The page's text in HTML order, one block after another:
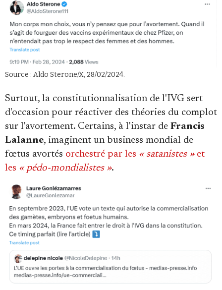
Source : Aldo Sterone/X, 28/02/2024.
Surtout, la constitutionnalisation de l'IVG sert
d'occasion pour réactiver des théories du complot
sur l'avortement. Certains, à l'instar de Francis
Lalanne, imaginent un business mondial de
fœtus avortés orchestré par les « satanistes »et
les « pédo-mondialistes ».